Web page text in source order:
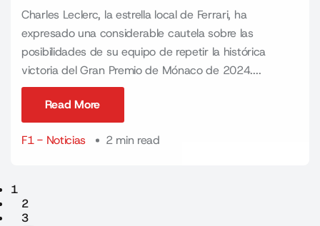
Charles Leclerc, la estrella local de Ferrari, ha
expresado una considerable cautela sobre las
posibilidades de su equipo de repetir la histórica
victoria del Gran Premio de Mónaco de 2024....
Read More
F1 - Noticias
2 min read
1
2
3